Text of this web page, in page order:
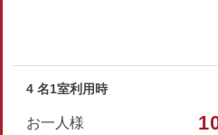
部屋特徴
トイレ/コテージ・棟/禁煙/シ
4 名1室利用時
お一人様